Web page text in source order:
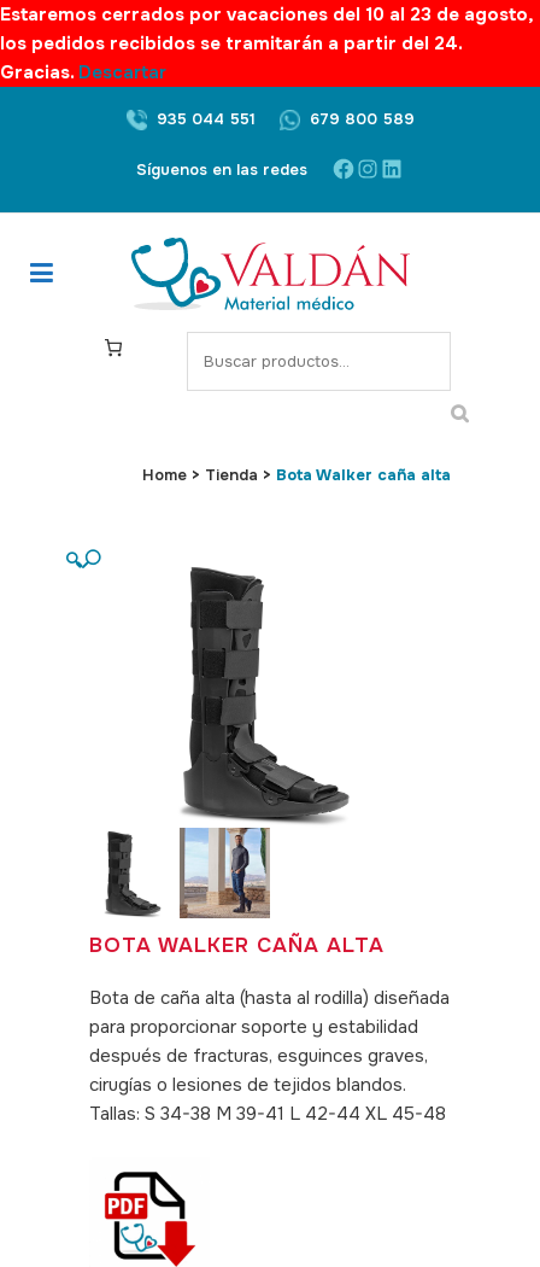
Estaremos cerrados por vacaciones del 10 al 23 de agosto,
los pedidos recibidos se tramitarán a partir del 24.
Gracias. Descartar
935 044 551 679 800 589
Síguenos en las redes Facebook
Instagram
LinkedIn
S
e
Home > Tienda > Bota Walker caña alta
🔍
BOTA WALKER CAÑA ALTA
Bota de caña alta (hasta al rodilla) diseñada
para proporcionar soporte y estabilidad
después de fracturas, esguinces graves,
cirugías o lesiones de tejidos blandos.
Tallas: S 34-38 M 39-41 L 42-44 XL 45-48